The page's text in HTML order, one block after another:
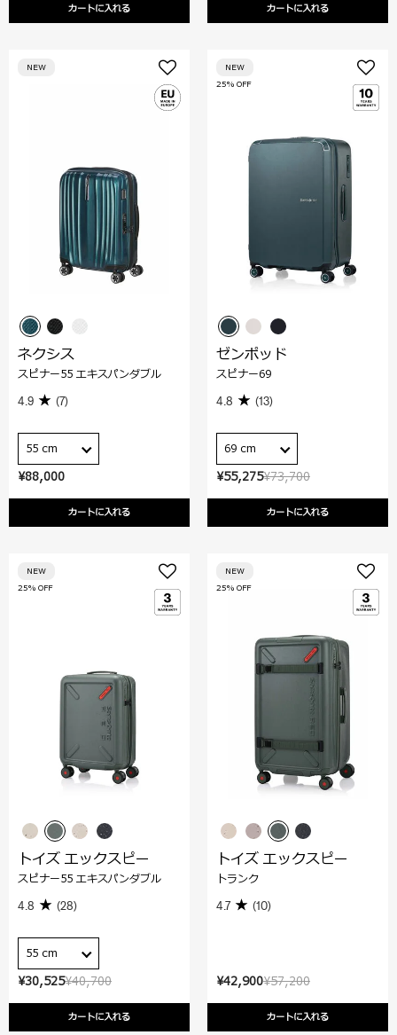
カートに入れる カートに入れる
¥88,000
カートに入れる
NEW
ネクシス
スピナー55 エキスパンダブル
4.9 (7)
55 cm
¥73,700
¥55,275
カートに入れる
25% OFF
NEW
ゼンポッド
スピナー69
4.8 (13)
69 cm
¥40,700
¥30,525
カートに入れる
25% OFF
NEW
トイズ エックスピー
スピナー55 エキスパンダブル
4.8 (28)
55 cm
¥57,200
¥42,900
カートに入れる
25% OFF
NEW
トイズ エックスピー
トランク
4.7 (10)